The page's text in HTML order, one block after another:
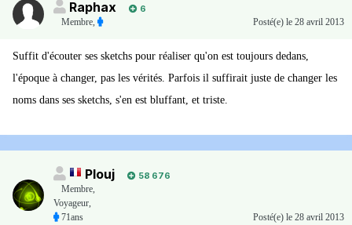
Raphax
6
Membre, Posté(e) le 28 avril 2013
Suffit d'écouter ses sketchs pour réaliser qu'on est toujours dedans,
l'époque à changer, pas les vérités. Parfois il suffirait juste de changer les
noms dans ses sketchs, s'en est bluffant, et triste.
Plouj
58 676
Membre,
Voyageur,
71ans
Posté(e) le 28 avril 2013